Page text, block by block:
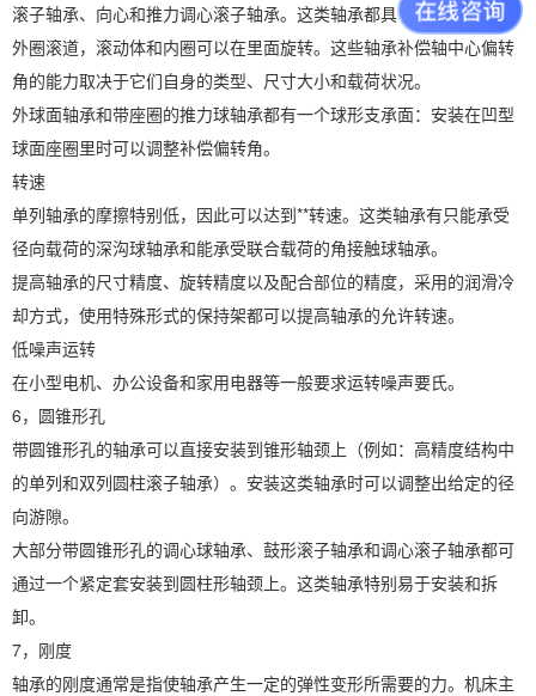
滚子轴承、向心和推力调心滚子轴承。这类轴承都具有一个凹型球面
外圈滚道，滚动体和内圈可以在里面旋转。这些轴承补偿轴中心偏转
角的能力取决于它们自身的类型、尺寸大小和载荷状况。
外球面轴承和带座圈的推力球轴承都有一个球形支承面：安装在凹型
球面座圈里时可以调整补偿偏转角。
转速
单列轴承的摩擦特别低，因此可以达到**转速。这类轴承有只能承受
径向载荷的深沟球轴承和能承受联合载荷的角接触球轴承。
提高轴承的尺寸精度、旋转精度以及配合部位的精度，采用的润滑冷
却方式，使用特殊形式的保持架都可以提高轴承的允许转速。
低噪声运转
在小型电机、办公设备和家用电器等一般要求运转噪声要氏。
6，圆锥形孔
带圆锥形孔的轴承可以直接安装到锥形轴颈上（例如：高精度结构中
的单列和双列圆柱滚子轴承）。安装这类轴承时可以调整出给定的径
向游隙。
大部分带圆锥形孔的调心球轴承、鼓形滚子轴承和调心滚子轴承都可
通过一个紧定套安装到圆柱形轴颈上。这类轴承特别易于安装和拆
卸。
7，刚度
轴承的刚度通常是指使轴承产生一定的弹性变形所需要的力。机床主